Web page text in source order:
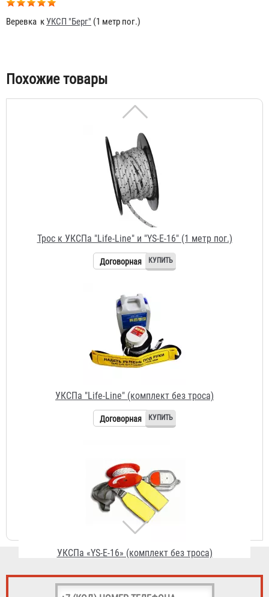
Веревка кУКСП "Берг" (1 метр пог.)
Табы
Похожие товары
Трос к УКСПа "Life-Line" и "YS-E-16" (1 метр пог.)
Договорная
УКСПа "Life-Line" (комплект без троса)
Договорная
УКСПа «YS-E-16» (комплект без троса)
Договорная